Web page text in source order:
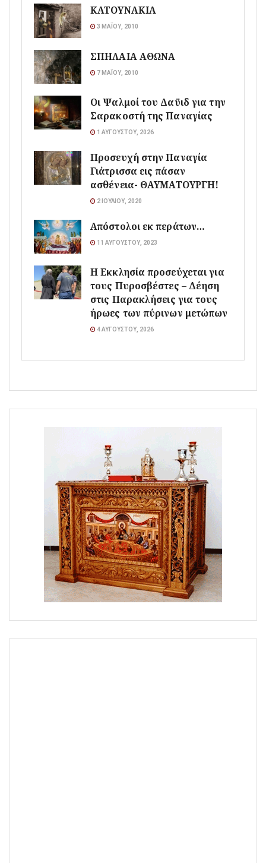
ΚΑΤΟΥΝΑΚΙΑ
3 ΜΑΪ́ΟΥ, 2010
ΣΠΗΛΑΙΑ ΑΘΩΝΑ
7 ΜΑΪ́ΟΥ, 2010
Οι Ψαλμοί του Δαϋιδ για την
Σαρακοστή της Παναγίας
1 ΑΥΓΟΎΣΤΟΥ, 2026
Προσευχή στην Παναγία
Γιάτρισσα εις πάσαν
ασθένεια- ΘΑΥΜΑΤΟΥΡΓΗ!
2 ΙΟΥΛΊΟΥ, 2020
Απόστολοι εκ περάτων…
11 ΑΥΓΟΎΣΤΟΥ, 2023
Η Εκκλησία προσεύχεται για
τους Πυροσβέστες – Δέηση
στις Παρακλήσεις για τους
ήρωες των πύρινων μετώπων
4 ΑΥΓΟΎΣΤΟΥ, 2026